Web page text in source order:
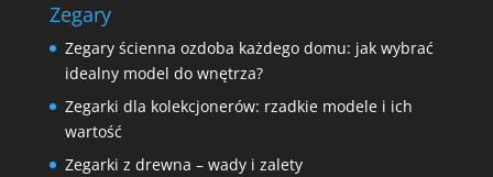
Zegary
Zegary ścienna ozdoba każdego domu: jak wybrać
idealny model do wnętrza?
Zegarki dla kolekcjonerów: rzadkie modele i ich
wartość
Zegarki z drewna – wady i zalety